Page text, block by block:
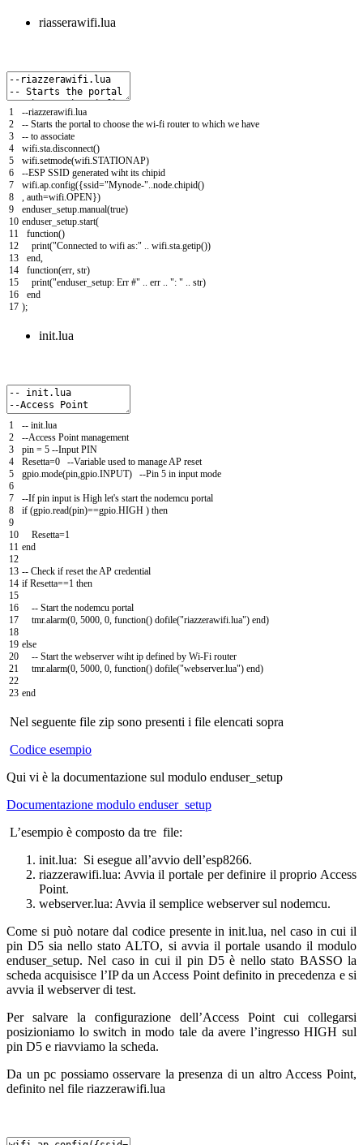
riasserawifi.lua
1
2
3
4
5
6
7
8
9
10
11
12
13
14
15
16
17
--riazzerawifi lua
-- Starts the portal to choose the wi-fi router to which we have
-- to associate
wifi sta disconnect()
wifi setmode(wifi STATIONAP)
--ESP SSID generated wiht its chipid
wifi ap config({ssid="Mynode-" node chipid()
auth=wifi OPEN})
enduser_setup manual(true)
enduser_setup start(
function()
print("Connected to wifi as:" wifi sta getip())
end
function(err str)
print("enduser_setup: Err #" err ": " str)
end
);
init.lua
1
2
3
4
5
6
7
8
9
10
11
12
13
14
15
16
17
18
19
20
21
22
23
-- init lua
--Access Point management
pin = 5 --Input PIN
Resetta=0 --Variable used to manage AP reset
gpio mode(pin gpio INPUT) --Pin 5 in input mode
--If pin input is High let's start the nodemcu portal
if (gpio read(pin)==gpio HIGH ) then
Resetta=1
end
-- Check if reset the AP credential
if Resetta==1 then
-- Start the nodemcu portal
tmr.alarm(0 5000 0 function() dofile("riazzerawifi.lua") end)
else
-- Start the webserver wiht ip defined by Wi-Fi router
tmr.alarm(0 5000 0 function() dofile("webserver.lua") end)
end
Nel seguente file zip sono presenti i file elencati sopra
Codice esempio
Qui vi è la documentazione sul modulo enduser_setup
Documentazione modulo enduser_setup
L’esempio è composto da tre file:
init.lua: Si esegue all’avvio dell’esp8266.
riazzerawifi.lua: Avvia il portale per definire il proprio Access
Point.
webserver.lua: Avvia il semplice webserver sul nodemcu.
Come si può notare dal codice presente in init.lua, nel caso in cui il
pin D5 sia nello stato ALTO, si avvia il portale usando il modulo
enduser_setup. Nel caso in cui il pin D5 è nello stato BASSO la
scheda acquisisce l’IP da un Access Point definito in precedenza e si
avvia il webserver di test.
Per salvare la configurazione dell’Access Point cui collegarsi
posizioniamo lo switch in modo tale da avere l’ingresso HIGH sul
pin D5 e riavviamo la scheda.
Da un pc possiamo osservare la presenza di un altro Access Point,
definito nel file riazzerawifi.lua